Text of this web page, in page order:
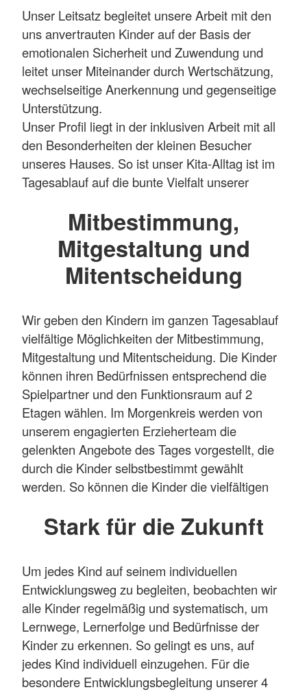
Unser Leitsatz begleitet unsere Arbeit mit den
uns anvertrauten Kinder auf der Basis der
emotionalen Sicherheit und Zuwendung und
leitet unser Miteinander durch Wertschätzung,
wechselseitige Anerkennung und gegenseitige
Unterstützung.
Unser Profil liegt in der inklusiven Arbeit mit all
den Besonderheiten der kleinen Besucher
unseres Hauses. So ist unser Kita-Alltag ist im
Tagesablauf auf die bunte Vielfalt unserer
mit einzubeziehen und allen zu ermöglichen,
teilzuhaben. Unser Ansatz der offenen Arbeit ist
vom Grundsatz her individuell und inklusiv.
In den nächsten Jahren werden wir unsere
konzeptionelle Ausrichtung mit dem Profil
„Umweltbildung und nachhaltige Entwicklung"
ergänzen und ausbauen. Damit gestalten wir
unsere Kita schrittweise und gemeinsam zu
einem zukunftsfähigen Nachhaltigkeits-Lernort.
Mehr anzeigen
Mitbestimmung,
Mitgestaltung und
Mitentscheidung
Wir geben den Kindern im ganzen Tagesablauf
vielfältige Möglichkeiten der Mitbestimmung,
Mitgestaltung und Mitentscheidung. Die Kinder
können ihren Bedürfnissen entsprechend die
Spielpartner und den Funktionsraum auf 2
Etagen wählen. Im Morgenkreis werden von
unserem engagierten Erzieherteam die
gelenkten Angebote des Tages vorgestellt, die
durch die Kinder selbstbestimmt gewählt
werden. So können die Kinder die vielfältigen
eigenständig entdecken.
Matschbach und Forscherhäuschen, aber auch
in unseren anregenden Bildungsräumen haben
die Kinder viel Zeit, Freiräume und
Unterstützung, ihren Fragen nachzugehen, ihre
eigenen Ideen umzusetzen und sich
selbstständig mit Umwelt-Themen und Fragen
Stark für die Zukunft
Um jedes Kind auf seinem individuellen
Entwicklungsweg zu begleiten, beobachten wir
alle Kinder regelmäßig und systematisch, um
Lernwege, Lernerfolge und Bedürfnisse der
Kinder zu erkennen. So gelingt es uns, auf
jedes Kind individuell einzugehen. Für die
besondere Entwicklungsbegleitung unserer 4